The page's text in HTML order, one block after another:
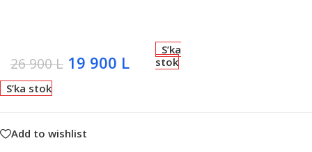
26 900L 19 900 L
S’ka
stok
S’ka stok
Add to wishlist